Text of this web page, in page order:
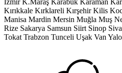
İzmir K.Maraş Karabük Karaman
Kırıkkale Kırklareli Kırşehir Kilis
Manisa Mardin Mersin Muğla Muş
Rize Sakarya Samsun Siirt Sinop
Tokat Trabzon Tunceli Uşak Van